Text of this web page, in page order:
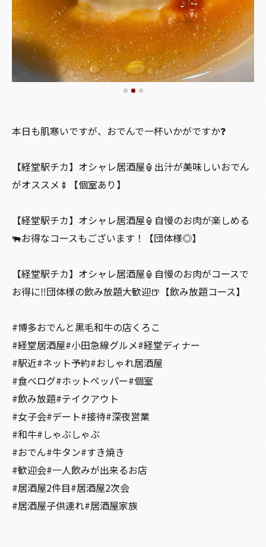
本日も肌寒いですが、おでんで一杯いかがですか❓
【経堂駅チカ】オシャレ居酒屋🏮出汁が美味しいおでん
がオススメ🍢【個室あり】
【経堂駅チカ】オシャレ居酒屋🏮自慢のお肉が楽しめる
🐃お得なコースもございます！【団体様◎】
【経堂駅チカ】オシャレ居酒屋🏮自慢のお肉がコースで
お得に‼️団体様の飲み放題大歓迎🍺【飲み放題コース】
#博多おでんと黒毛和牛の店くろこ
#経堂居酒屋#小田急線グルメ#経堂ディナー
#駅近#ネット予約#おしゃれ居酒屋
#食べログ#ホットペッパー#個室
#飲み放題#テイクアウト
#女子会#デート#接待#深夜営業
#和牛#しゃぶしゃぶ
#おでん#牛タン#すき焼き
#歓迎会#一人飲みが出来るお店
#居酒屋2件目#居酒屋2次会
#居酒屋子供連れ#居酒屋家族